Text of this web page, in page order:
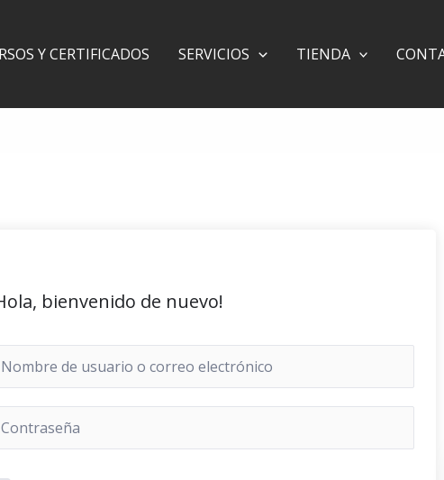
Y CERTIFICADOS SERVICIOS TIENDA
bienvenido de nuevo!